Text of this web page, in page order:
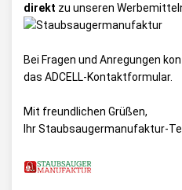
direkt zu unseren
Bei Fragen und Anregungen
das ADCELL-Kontaktformular.
Mit freundlichen Grüßen,
Ihr Staubsaugermanufaktur-